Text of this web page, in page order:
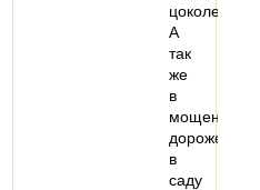
цоколей.
А
так
же
в
мощении
дорожек
в
саду